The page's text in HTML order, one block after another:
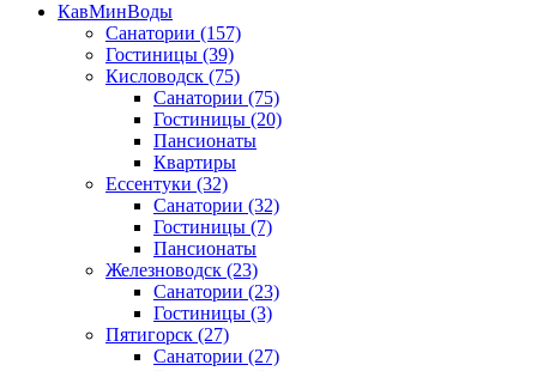
КавМинВоды
Санатории (157)
Гостиницы (39)
Кисловодск (75)
Санатории (75)
Гостиницы (20)
Пансионаты
Квартиры
Ессентуки (32)
Санатории (32)
Гостиницы (7)
Пансионаты
Железноводск (23)
Санатории (23)
Гостиницы (3)
Пятигорск (27)
Санатории (27)